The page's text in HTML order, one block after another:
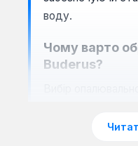
воду.
Чому варто
Buderus?
низку вагомих